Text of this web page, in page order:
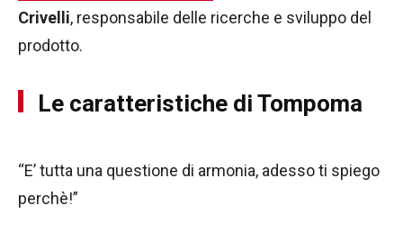
Crivelli, responsabile delle ricerche e sviluppo del
prodotto.
Le caratteristiche di Tompoma
“E’ tutta una questione di armonia, adesso ti spiego
perchè!”